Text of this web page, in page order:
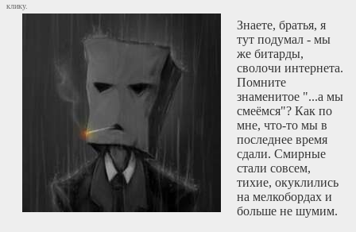
клику.
Знаете, братья, я
тут подумал - мы
же битарды,
сволочи интернета.
Помните
знаменитое "...а мы
смеёмся"? Как по
мне, что-то мы в
последнее время
сдали. Смирные
стали совсем,
тихие, окуклились
на мелкобордах и
больше не шумим.